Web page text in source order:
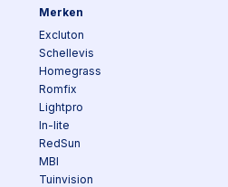
Merken
Excluton
Schellevis
Homegrass
Romfix
Lightpro
In-lite
RedSun
MBI
Tuinvision